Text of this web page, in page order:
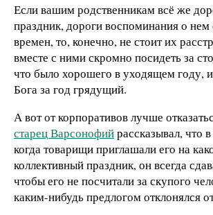
Если вашим родственникам всё же
праздник, дороги воспоминания о нем
времен, то, конечно, не стоит их
вместе с ними скромно посидеть за
что было хорошего в уходящем году,
Бога за год грядущий.
А вот от корпоративов лучше
старец Варсонофийрассказывал, что
когда товарищи приглашали его на
коллективный праздник, он всегда
чтобы его не посчитали за скупого
каким-нибудь предлогом отклонялся